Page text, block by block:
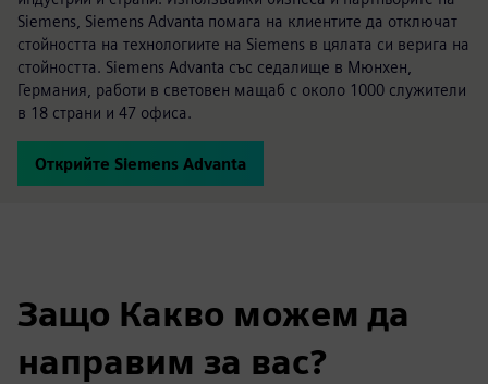
Siemens, Siemens Advanta помага на клиентите да отключат
стойността на технологиите на Siemens в цялата си верига на
стойността. Siemens Advanta със седалище в Мюнхен,
Германия, работи в световен мащаб с около 1000 служители
в 18 страни и 47 офиса.
Открийте Siemens Advanta
Защо Какво можем да
направим за вас?